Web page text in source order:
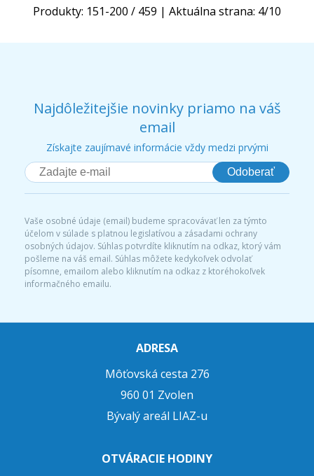
Produkty: 151-200 / 459 | Aktuálna strana: 4/10
Najdôležitejšie novinky priamo na váš
email
Získajte zaujímavé informácie vždy medzi prvými
Odoberať
Vaše osobné údaje (email) budeme spracovávať len za týmto
účelom v súlade s platnou legislatívou a zásadami ochrany
osobných údajov. Súhlas potvrdíte kliknutím na odkaz, ktorý vám
pošleme na váš email. Súhlas môžete kedykoľvek odvolať
písomne, emailom alebo kliknutím na odkaz z ktoréhokoľvek
informačného emailu.
ADRESA
Môťovská cesta 276
960 01 Zvolen
Bývalý areál LIAZ-u
OTVÁRACIE HODINY